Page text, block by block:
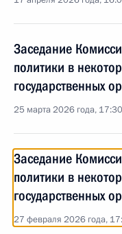
Заседание
политики в
государственных
25 марта 2026 года, 17:30
Заседание
политики в
государственных
27 февраля 2026 года,